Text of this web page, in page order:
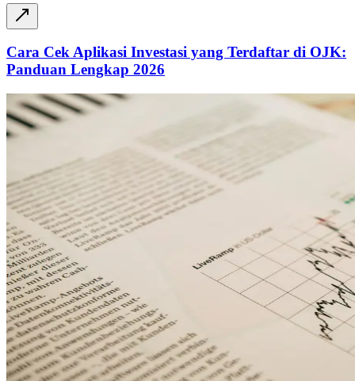
Cara Cek Aplikasi Investasi yang Terdaftar di OJK:
Panduan Lengkap 2026